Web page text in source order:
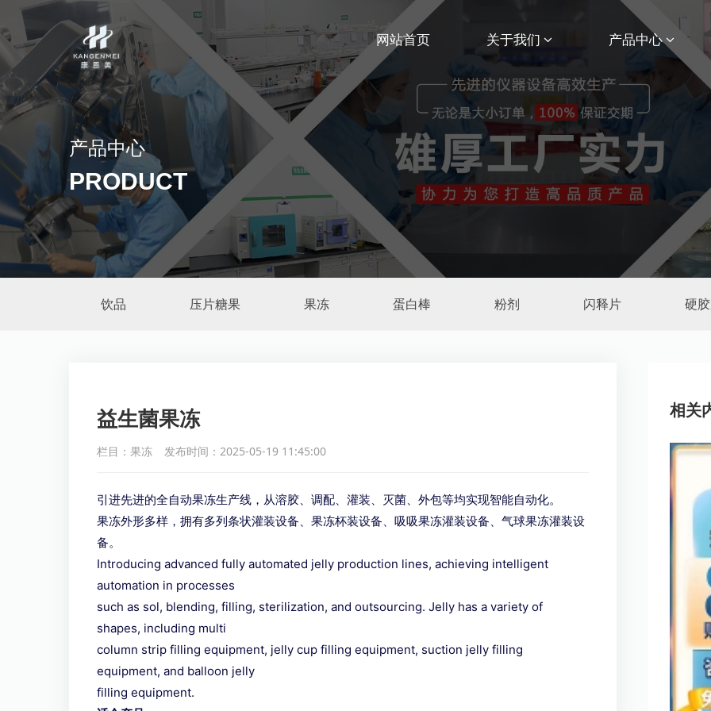
网站首页 关于我们 产品中心
产品中心
PRODUCT
饮品 压片糖果 果冻 蛋白棒 粉剂 闪释片 硬
益生菌果冻
栏目：果冻 发布时间：2025-05-19 11:45:00
引进先进的全自动果冻生产线，从溶胶、调配、灌装、灭菌、外包等均实现智能自动化。
果冻外形多样，拥有多列条状灌装设备、果冻杯装设备、吸吸果冻灌装设备、气球果冻灌装设
备。
Introducing advanced fully automated jelly production lines, achieving intelligent
automation in processes
such as sol, blending, filling, sterilization, and outsourcing. Jelly has a variety of
shapes, including multi
column strip filling equipment, jelly cup filling equipment, suction jelly filling
equipment, and balloon jelly
filling equipment.
相关